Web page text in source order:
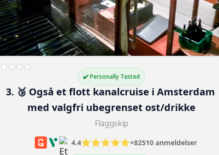
✔️ Personally Tested
3. 🥉 Også et flott kanalcruise i Amsterdam
med valgfri ubegrenset ost/drikke
Flaggskip
4.4 +82510 anmeldelser